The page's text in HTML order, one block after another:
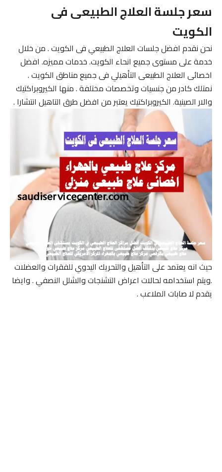
سعر جلسة العلاج الطبيعى فى
الكويت
نحن نقدم افضل جلسات العلاج الطبيعي فى الكويت . من خلال
خدمة على مستوى جميع انحاء الكويت. خدمات مميزه. افضل
اخصائى العلاج الطبيعى التأهيلي فى جميع مناطق الكويت .
نمتلك كادر من جنسيات وتخصصات مختلفة . منها الكيروبراكتيك
والار الصينية. الكيروبراكتيك يعتبر من افضل طرق التاهيل انتشارا .
حيث انه يعتمد على التأهيل والتحريك اليدوي للفقرات والعضلات
.ويتم استخدامه لحالات اعراض التشنجات والشلل النصفي . وايضا
يقدم لا صابات الملاعب .